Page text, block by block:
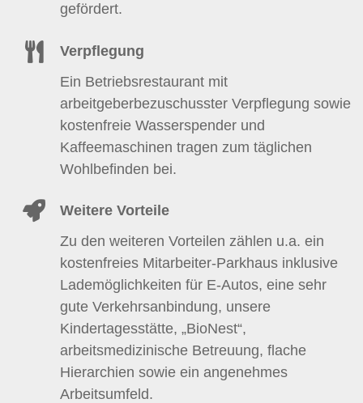
gefördert.
Verpflegung
Ein Betriebsrestaurant mit
arbeitgeberbezuschusster Verpflegung sowie
kostenfreie Wasserspender und
Kaffeemaschinen tragen zum täglichen
Wohlbefinden bei.
Weitere Vorteile
Zu den weiteren Vorteilen zählen u.a. ein
kostenfreies Mitarbeiter-Parkhaus inklusive
Lademöglichkeiten für E-Autos, eine sehr
gute Verkehrsanbindung, unsere
Kindertagesstätte, „BioNest“,
arbeitsmedizinische Betreuung, flache
Hierarchien sowie ein angenehmes
Arbeitsumfeld.